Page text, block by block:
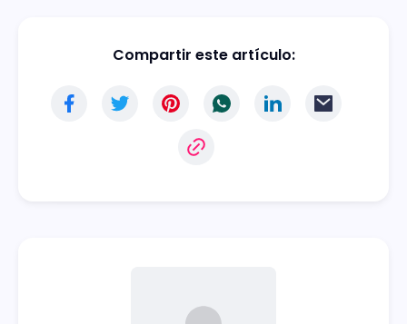
Compartir este artículo: